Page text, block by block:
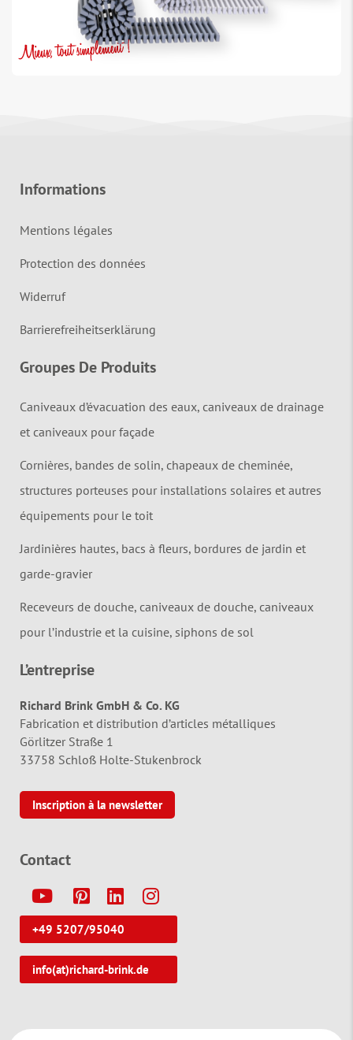
Informations
Mentions légales
Protection des données
Widerruf
Barrierefreiheitserklärung
Groupes De Produits
Caniveaux d’évacuation des eaux, caniveaux de drainage
et caniveaux pour façade
Cornières, bandes de solin, chapeaux de cheminée,
structures porteuses pour installations solaires et autres
équipements pour le toit
Jardinières hautes, bacs à fleurs, bordures de jardin et
garde-gravier
Receveurs de douche, caniveaux de douche, caniveaux
pour l’industrie et la cuisine, siphons de sol
L’entreprise
Richard Brink GmbH & Co. KG
Fabrication et distribution d’articles métalliques
Görlitzer Straße 1
33758 Schloß Holte-Stukenbrock
Inscription à la newsletter
Contact
+49 5207/95040
info(at)richard-brink.de